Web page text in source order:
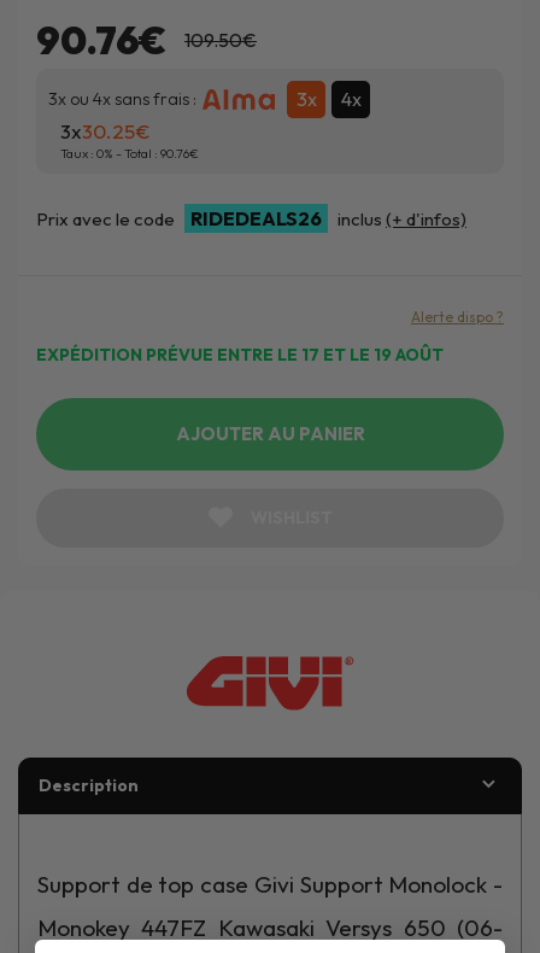
90.76€ 109.50€
3x ou 4x sans frais : 3x 4x
3x30.25
Taux : 0% - Total : 90.76
Prix avec le code RIDEDEALS26 inclus (+ d'infos)
EXPÉDITION PRÉVUE ENTRE LE 17 ET LE 19 AOÛT
Alerte dispo ?
AJOUTER AU PANIER
Description
Support de top case Givi Support Monolock -
Monokey 447FZ Kawasaki Versys 650 (06-